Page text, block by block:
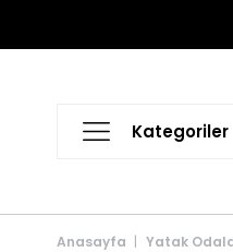
Anasayfa Yatak